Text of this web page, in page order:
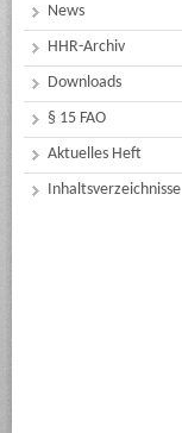
News
HHR-Archiv
Downloads
§ 15 FAO
Aktuelles Heft
Inhaltsverzeichnisse